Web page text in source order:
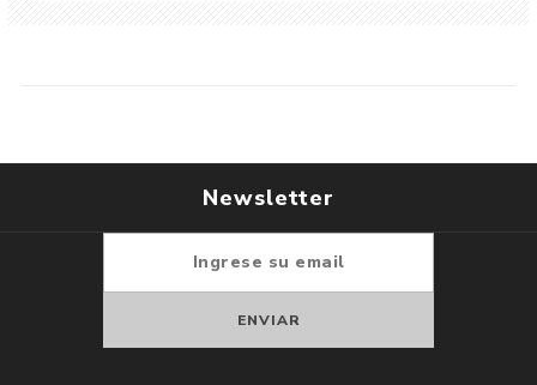
Newsletter